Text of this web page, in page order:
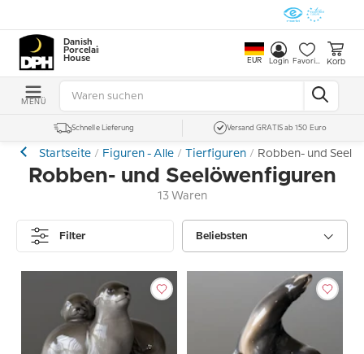
Danish
Porcelain
House
EUR Login Favoriten Korb
MENÜ
Schnelle Lieferung Versand GRATIS ab 150 Euro
Startseite Figuren - Alle Tierfiguren Robben- und
Robben- und Seelöwenfiguren
13 Waren
Filter Beliebsten